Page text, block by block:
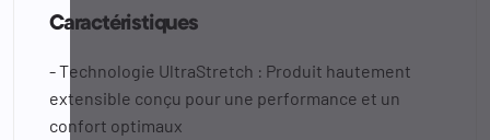
Caractéristiques
- Technologie UltraStretch : Produit hautement
extensible conçu pour une performance et un
confort optimaux